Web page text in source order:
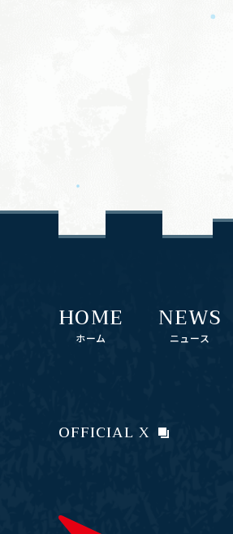
HOME
ホーム
NEWS
ニュース
OFFICIAL X